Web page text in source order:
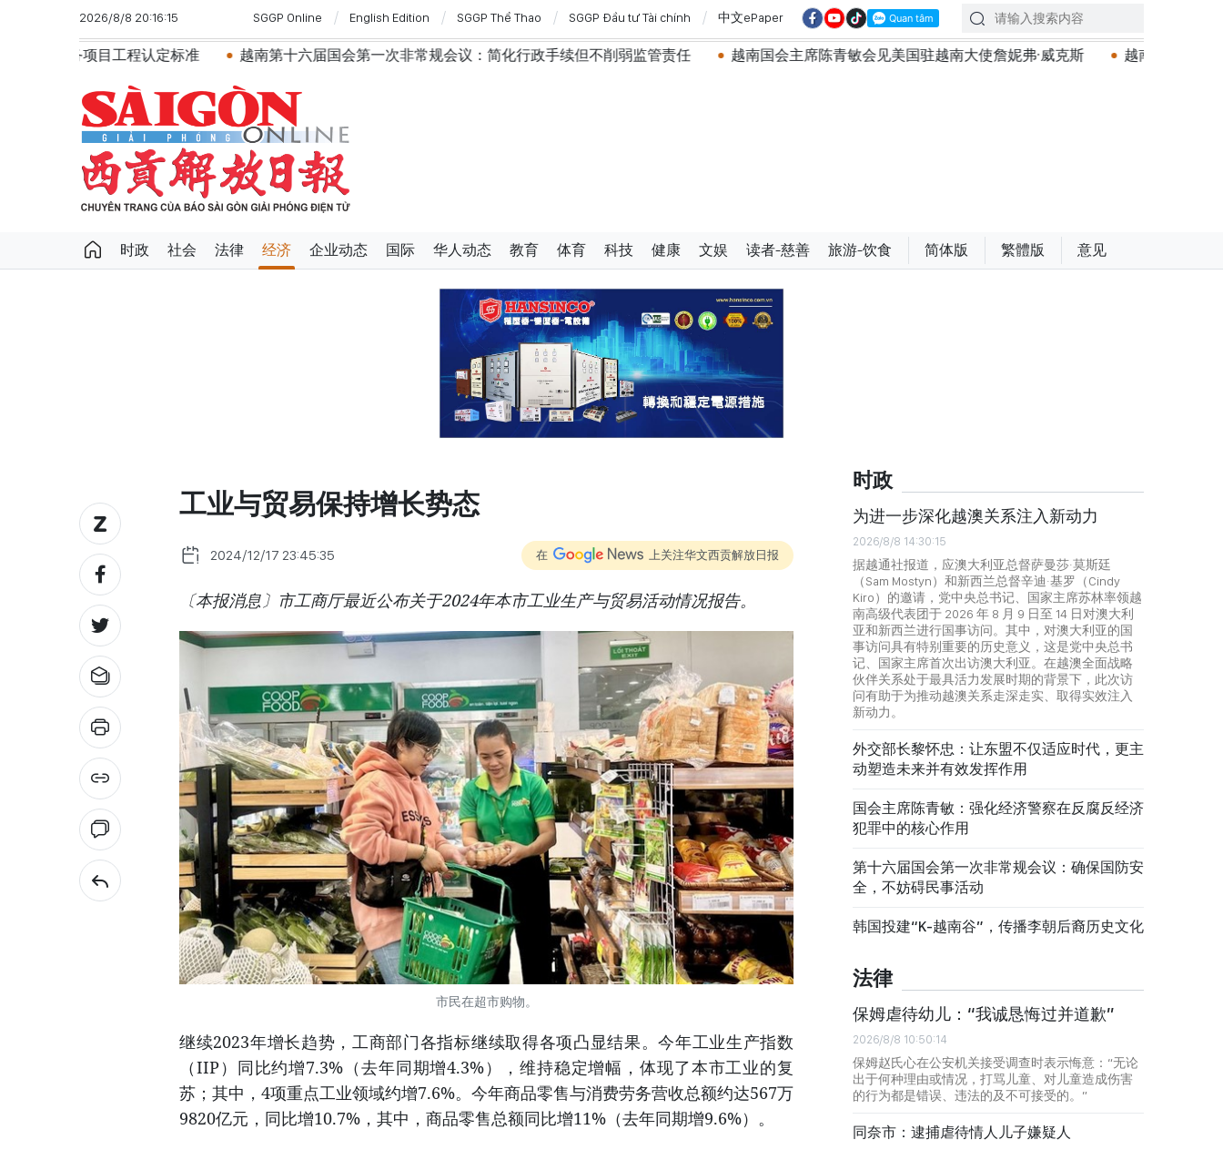
2026/8/8 20:16:15 SGGP Online English Edition SGGP Thể Thao SGGP Đầu tư Tài chính 中文ePaper
越南第十六届国会第一次非常规会议：简化行政手续但不削弱监管责任 越南国会主席陈青敏会见美国驻越南大使詹妮弗·威克斯 越南共产党中央总书记、国家主席苏林
时政 社会 法律 经济 企业动态 国际 华人动态 教育 体育 科技 健康 文娱 读者-慈善 旅游-饮食 简体版 繁體版 意见
工业与贸易保持增长势态
2024/12/17 23:45:35 在 上关注华文西贡解放日报
〔本报消息〕市工商厅最近公布关于2024年本市工业生产与贸易活动情况报告。
市民在超市购物。
继续2023年增长趋势，工商部门各指标继续取得各项凸显结果。今年工业生产指数
（IIP）同比约增7.3%（去年同期增4.3%），维持稳定增幅，体现了本市工业的复
苏；其中，4项重点工业领域约增7.6%。今年商品零售与消费劳务营收总额约达567万
9820亿元，同比增10.7%，其中，商品零售总额同比增11%（去年同期增9.6%）。
时政
为进一步深化越澳关系注入新动力
2026/8/8 14:30:15
据越通社报道，应澳大利亚总督萨曼莎·莫斯廷
（Sam Mostyn）和新西兰总督辛迪·基罗（Cindy
Kiro）的邀请，党中央总书记、国家主席苏林率领越
南高级代表团于 2026 年 8 月 9 日至 14 日对澳大利
亚和新西兰进行国事访问。其中，对澳大利亚的国
事访问具有特别重要的历史意义，这是党中央总书
记、国家主席首次出访澳大利亚。在越澳全面战略
伙伴关系处于最具活力发展时期的背景下，此次访
问有助于为推动越澳关系走深走实、取得实效注入
新动力。
外交部长黎怀忠：让东盟不仅适应时代，更主
动塑造未来并有效发挥作用
国会主席陈青敏：强化经济警察在反腐反经济
犯罪中的核心作用
第十六届国会第一次非常规会议：确保国防安
全，不妨碍民事活动
韩国投建“K-越南谷”，传播李朝后裔历史文化
法律
保姆虐待幼儿：“我诚恳悔过并道歉”
2026/8/8 10:50:14
保姆赵氏心在公安机关接受调查时表示悔意：“无论
出于何种理由或情况，打骂儿童、对儿童造成伤害
的行为都是错误、违法的及不可接受的。”
同奈市：逮捕虐待情人儿子嫌疑人